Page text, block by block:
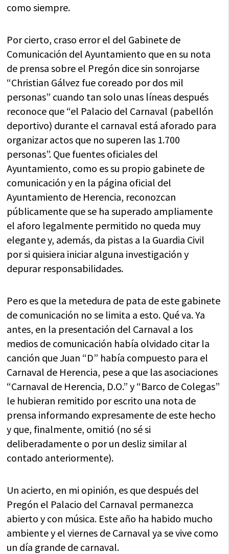
como siempre.
Por cierto, craso error el del Gabinete de
Comunicación del Ayuntamiento que en su nota
de prensa sobre el Pregón dice sin sonrojarse
“Christian Gálvez fue coreado por dos mil
personas” cuando tan solo unas líneas después
reconoce que “el Palacio del Carnaval (pabellón
deportivo) durante el carnaval está aforado para
organizar actos que no superen las 1.700
personas”. Que fuentes oficiales del
Ayuntamiento, como es su propio gabinete de
comunicación y en la página oficial del
Ayuntamiento de Herencia, reconozcan
públicamente que se ha superado ampliamente
el aforo legalmente permitido no queda muy
elegante y, además, da pistas a la Guardia Civil
por si quisiera iniciar alguna investigación y
depurar responsabilidades.
Pero es que la metedura de pata de este gabinete
de comunicación no se limita a esto. Qué va. Ya
antes, en la presentación del Carnaval a los
medios de comunicación había olvidado citar la
canción que Juan “D” había compuesto para el
Carnaval de Herencia, pese a que las asociaciones
“Carnaval de Herencia, D.O.” y “Barco de Colegas”
le hubieran remitido por escrito una nota de
prensa informando expresamente de este hecho
y que, finalmente, omitió (no sé si
deliberadamente o por un desliz similar al
contado anteriormente).
Un acierto, en mi opinión, es que después del
Pregón el Palacio del Carnaval permanezca
abierto y con música. Este año ha habido mucho
ambiente y el viernes de Carnaval ya se vive como
un día grande de carnaval.